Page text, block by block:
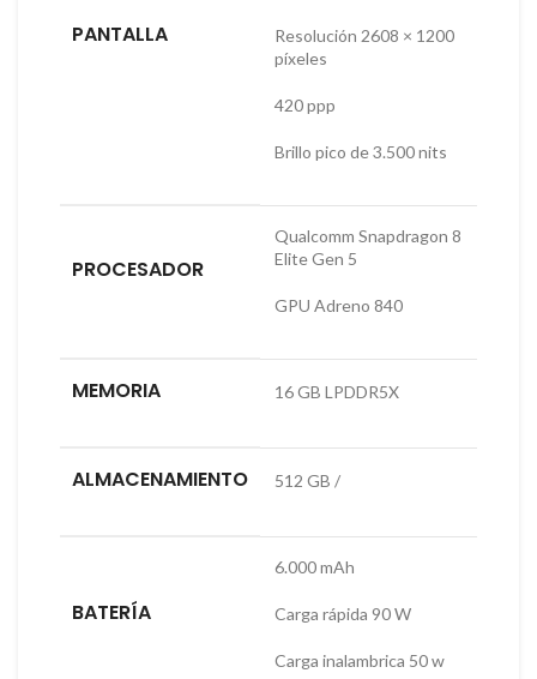
PANTALLA
Resolución 2608 × 1200
píxeles
420 ppp
Brillo pico de 3.500 nits
PROCESADOR
Qualcomm Snapdragon 8
Elite Gen 5
GPU Adreno 840
MEMORIA 16 GB LPDDR5X
ALMACENAMIENTO 512 GB /
BATERÍA
6.000 mAh
Carga rápida 90 W
Carga inalambrica 50 w